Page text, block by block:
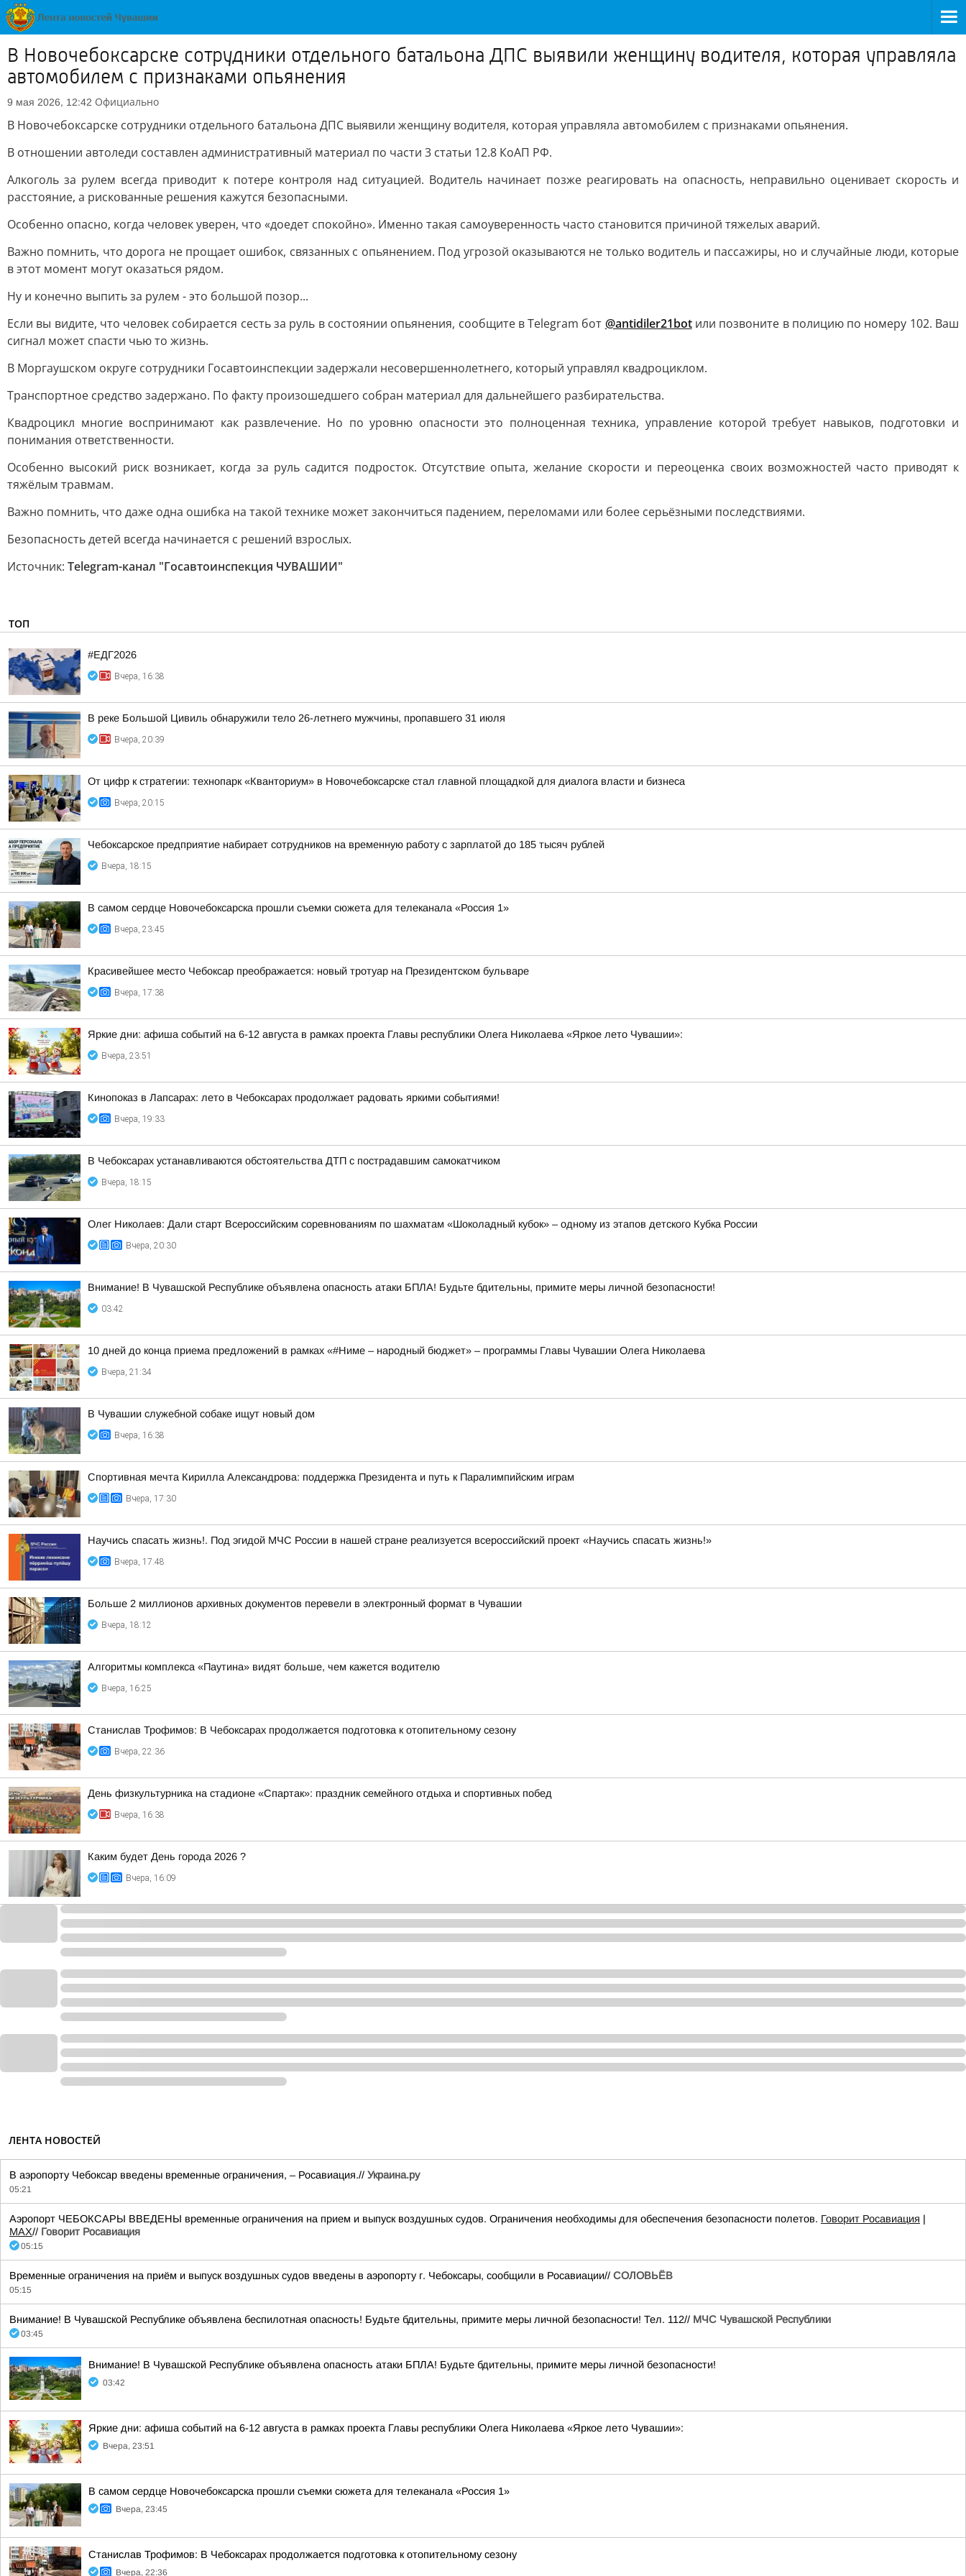
В Новочебоксарске сотрудники отдельного батальона ДПС выявили женщину водителя, которая управляла
автомобилем с признаками опьянения
9 мая 2026, 12:42 Официально
В Новочебоксарске сотрудники отдельного батальона ДПС выявили женщину водителя, которая управляла автомобилем с признаками опьянения.
В отношении автоледи составлен административный материал по части 3 статьи 12.8 КоАП РФ.
Алкоголь за рулем всегда приводит к потере контроля над ситуацией. Водитель начинает позже реагировать на опасность, неправильно оценивает скорость и
расстояние, а рискованные решения кажутся безопасными.
Особенно опасно, когда человек уверен, что «доедет спокойно». Именно такая самоуверенность часто становится причиной тяжелых аварий.
Важно помнить, что дорога не прощает ошибок, связанных с опьянением. Под угрозой оказываются не только водитель и пассажиры, но и случайные люди, которые
в этот момент могут оказаться рядом.
Ну и конечно выпить за рулем - это большой позор...
Если вы видите, что человек собирается сесть за руль в состоянии опьянения, сообщите в Telegram бот @antidiler21botили позвоните в полицию по номеру 102. Ваш
сигнал может спасти чью то жизнь.
В Моргаушском округе сотрудники Госавтоинспекции задержали несовершеннолетнего, который управлял квадроциклом.
Транспортное средство задержано. По факту произошедшего собран материал для дальнейшего разбирательства.
Квадроцикл многие воспринимают как развлечение. Но по уровню опасности это полноценная техника, управление которой требует навыков, подготовки и
понимания ответственности.
Особенно высокий риск возникает, когда за руль садится подросток. Отсутствие опыта, желание скорости и переоценка своих возможностей часто приводят к
тяжёлым травмам.
Важно помнить, что даже одна ошибка на такой технике может закончиться падением, переломами или более серьёзными последствиями.
Безопасность детей всегда начинается с решений взрослых.
Источник: Telegram-канал "Госавтоинспекция ЧУВАШИИ"
ТОП
#ЕДГ2026
Вчера, 16:38
В реке Большой Цивиль обнаружили тело 26-летнего мужчины, пропавшего 31 июля
Вчера, 20:39
От цифр к стратегии: технопарк «Кванториум» в Новочебоксарске стал главной площадкой для диалога власти и бизнеса
Вчера, 20:15
Чебоксарское предприятие набирает сотрудников на временную работу с зарплатой до 185 тысяч рублей
Вчера, 18:15
В самом сердце Новочебоксарска прошли съемки сюжета для телеканала «Россия 1»
Вчера, 23:45
Красивейшее место Чебоксар преображается: новый тротуар на Президентском бульваре
Вчера, 17:38
Яркие дни: афиша событий на 6-12 августа в рамках проекта Главы республики Олега Николаева «Яркое лето Чувашии»:
Вчера, 23:51
Кинопоказ в Лапсарах: лето в Чебоксарах продолжает радовать яркими событиями!
Вчера, 19:33
В Чебоксарах устанавливаются обстоятельства ДТП с пострадавшим самокатчиком
Вчера, 18:15
Олег Николаев: Дали старт Всероссийским соревнованиям по шахматам «Шоколадный кубок» – одному из этапов детского Кубка России
Вчера, 20:30
Внимание! В Чувашской Республике объявлена опасность атаки БПЛА! Будьте бдительны, примите меры личной безопасности!
03:42
10 дней до конца приема предложений в рамках «#Ниме – народный бюджет» – программы Главы Чувашии Олега Николаева
Вчера, 21:34
В Чувашии служебной собаке ищут новый дом
Вчера, 16:38
Спортивная мечта Кирилла Александрова: поддержка Президента и путь к Паралимпийским играм
Вчера, 17:30
Научись спасать жизнь!. Под эгидой МЧС России в нашей стране реализуется всероссийский проект «Научись спасать жизнь!»
Вчера, 17:48
Больше 2 миллионов архивных документов перевели в электронный формат в Чувашии
Вчера, 18:12
Алгоритмы комплекса «Паутина» видят больше, чем кажется водителю
Вчера, 16:25
Станислав Трофимов: В Чебоксарах продолжается подготовка к отопительному сезону
Вчера, 22:36
День физкультурника на стадионе «Спартак»: праздник семейного отдыха и спортивных побед
Вчера, 16:38
Каким будет День города 2026 ?
Вчера, 16:09
ЛЕНТА НОВОСТЕЙ
В аэропорту Чебоксар введены временные ограничения, – Росавиация.// Украина.ру
05:21
Аэропорт ЧЕБОКСАРЫ ВВЕДЕНЫ временные ограничения на прием и выпуск воздушных судов. Ограничения необходимы для обеспечения безопасности полетов. Говорит Росавиация |
MАХ// Говорит Росавиация
05:15
Временные ограничения на приём и выпуск воздушных судов введены в аэропорту г. Чебоксары, сообщили в Росавиации// СОЛОВЬЁВ
05:15
Внимание! В Чувашской Республике объявлена беспилотная опасность! Будьте бдительны, примите меры личной безопасности! Тел. 112// МЧС Чувашской Республики
03:45
Внимание! В Чувашской Республике объявлена опасность атаки БПЛА! Будьте бдительны, примите меры личной безопасности!
03:42
Яркие дни: афиша событий на 6-12 августа в рамках проекта Главы республики Олега Николаева «Яркое лето Чувашии»:
Вчера, 23:51
В самом сердце Новочебоксарска прошли съемки сюжета для телеканала «Россия 1»
Вчера, 23:45
Станислав Трофимов: В Чебоксарах продолжается подготовка к отопительному сезону
Вчера, 22:36